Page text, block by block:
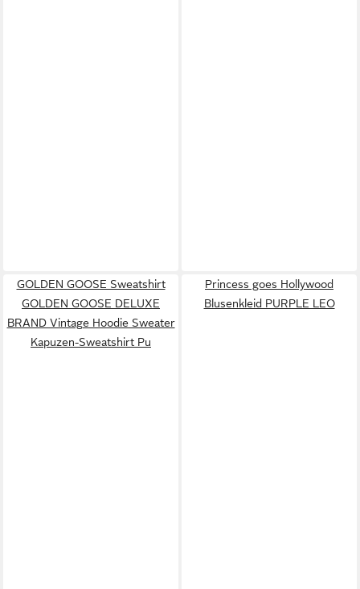
GOLDEN GOOSE Sweatshirt
GOLDEN GOOSE DELUXE
BRAND Vintage Hoodie Sweater
Kapuzen-Sweatshirt Pu
Princess goes Hollywood
Blusenkleid PURPLE LEO